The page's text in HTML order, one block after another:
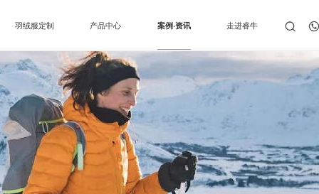
羽绒服定制 产品中心 案例·资讯 走进睿牛